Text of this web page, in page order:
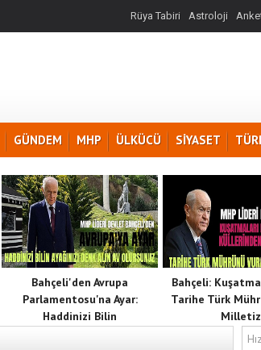
Rüya Tabiri Astroloji
GÜNDEM MHP ÜLKÜCÜ SİYASET
Bahçeli'den Avrupa
Parlamentosu'na Ayar:
Haddinizi Bilin
Bahçeli:
Tarihe Türk
Milletiz